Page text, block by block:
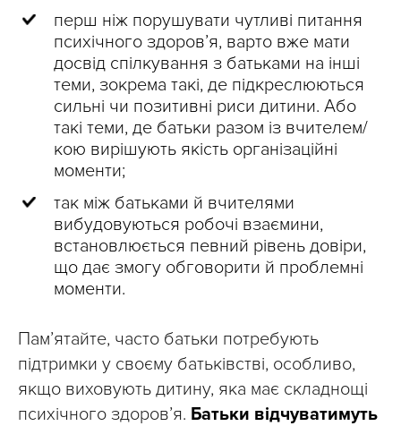
перш ніж порушувати чутливі питання
психічного здоров’я, варто вже мати
досвід спілкування з батьками на інші
теми, зокрема такі, де підкреслюються
сильні чи позитивні риси дитини. Або
такі теми, де батьки разом із вчителем/
кою вирішують якість організаційні
моменти;
так між батьками й вчителями
вибудовуються робочі взаємини,
встановлюється певний рівень довіри,
що дає змогу обговорити й проблемні
моменти.
Пам’ятайте, часто батьки потребують
підтримки у своєму батьківстві, особливо,
якщо виховують дитину, яка має складнощі
психічного здоров’я. Батьки відчуватимуть